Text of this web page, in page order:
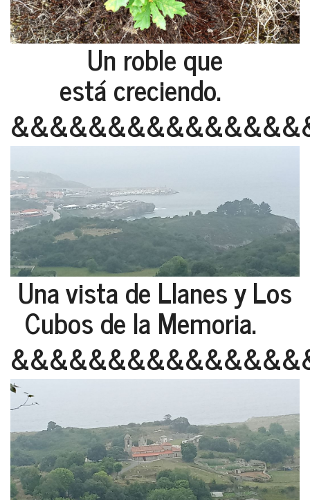
Un roble que
está creciendo.
Una vista de Llanes y Los
Cubos de la Memoria.